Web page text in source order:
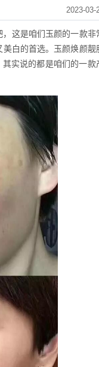
2023-03-
这是咱们玉颜的一款非
白的首选。玉颜焕颜靓
实说的都是咱们的一款